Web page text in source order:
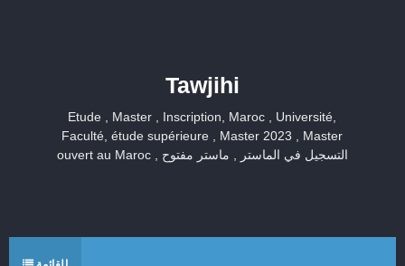
Tawjihi
Etude , Master , Inscription, Maroc , Université,
Faculté, étude supérieure , Master 2023 , Master
ouvert au Maroc , التسجيل في الماستر , ماستر مفتوح